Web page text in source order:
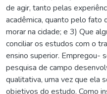
de agir, tanto pelas
acadêmica, quanto pelo fato
morar na cidade; e 3) Que
conciliar os estudos com o
ensino superior. Empregou-
pesquisa de campo
qualitativa, uma vez que ela
objetivos do estudo. Como